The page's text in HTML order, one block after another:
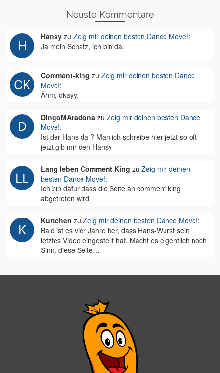
Neuste Kommentare
Hansy zu Zeig mir deinen besten Dance Move!:
Ja mein Schatz, ich bin da.
Comment-king zu Zeig mir deinen besten Dance
Move!:
Ähm, okayy.
DingoMAradona zu Zeig mir deinen besten Dance
Move!:
Ist der Hans da ? Man ich schreibe hier jetzt so oft
jetzt gib mir den Hansy
Lang leben Comment King zu Zeig mir deinen
besten Dance Move!:
Ich bin dafür dass die Seite an comment king
abgetreten wird
Kurtchen zu Zeig mir deinen besten Dance Move!:
Bald ist es vier Jahre her, dass Hans-Wurst sein
letztes Video eingestellt hat. Macht es eigentlich noch
Sinn, diese Seite…